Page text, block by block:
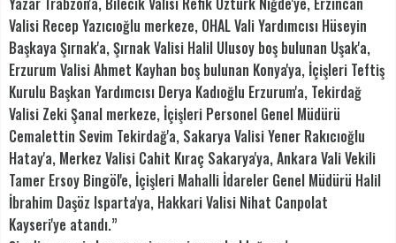
Valisi Recep Yazıcıoğlu merkeze, OHAL Vali Yardımcısı Hüseyin
Başkaya Şırnak'a, Şırnak Valisi Halil Ulusoy boş bulunan Uşak'a,
Erzurum Valisi Ahmet Kayhan boş bulunan Konya'ya, İçişleri Teftiş
Kurulu Başkan Yardımcısı Derya Kadıoğlu Erzurum'a, Tekirdağ
Valisi Zeki Şanal merkeze, İçişleri Personel Genel Müdürü
Cemalettin Sevim Tekirdağ'a, Sakarya Valisi Yener Rakıcıoğlu
Hatay'a, Merkez Valisi Cahit Kıraç Sakarya'ya, Ankara Vali Vekili
Tamer Ersoy Bingöl'e, İçişleri Mahalli İdareler Genel Müdürü Halil
İbrahim Daşöz Isparta'ya, Hakkari Valisi Nihat Canpolat
Kayseri'ye atandı.”